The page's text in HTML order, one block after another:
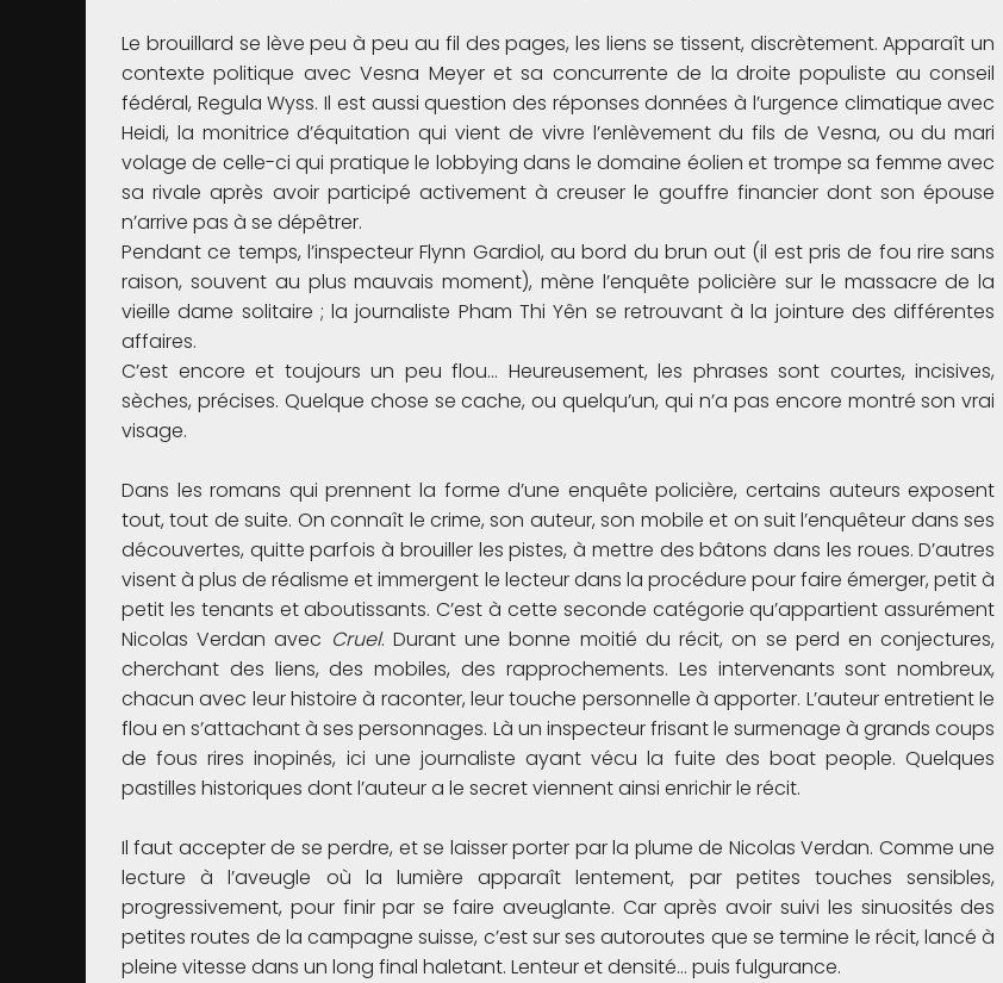
Le brouillard se lève peu à peu au fil des pages, les liens se tissent, discrètement. Apparaît un
contexte politique avec Vesna Meyer et sa concurrente de la droite populiste au conseil
fédéral, Regula Wyss. Il est aussi question des réponses données à l’urgence climatique avec
Heidi, la monitrice d’équitation qui vient de vivre l’enlèvement du fils de Vesna, ou du mari
volage de celle-ci qui pratique le lobbying dans le domaine éolien et trompe sa femme avec
sa rivale après avoir participé activement à creuser le gouffre financier dont son épouse
n’arrive pas à se dépêtrer.
Pendant ce temps, l’inspecteur Flynn Gardiol, au bord du brun out (il est pris de fou rire sans
raison, souvent au plus mauvais moment), mène l’enquête policière sur le massacre de la
vieille dame solitaire ; la journaliste Pham Thi Yên se retrouvant à la jointure des différentes
affaires.
C’est encore et toujours un peu flou… Heureusement, les phrases sont courtes, incisives,
sèches, précises. Quelque chose se cache, ou quelqu’un, qui n’a pas encore montré son vrai
visage.
Dans les romans qui prennent la forme d’une enquête policière, certains auteurs exposent
tout, tout de suite. On connaît le crime, son auteur, son mobile et on suit l’enquêteur dans ses
découvertes, quitte parfois à brouiller les pistes, à mettre des bâtons dans les roues. D’autres
visent à plus de réalisme et immergent le lecteur dans la procédure pour faire émerger, petit à
petit les tenants et aboutissants. C’est à cette seconde catégorie qu’appartient assurément
Nicolas Verdan avec Cruel. Durant une bonne moitié du récit, on se perd en conjectures,
cherchant des liens, des mobiles, des rapprochements. Les intervenants sont nombreux,
chacun avec leur histoire à raconter, leur touche personnelle à apporter. L’auteur entretient le
flou en s’attachant à ses personnages. Là un inspecteur frisant le surmenage à grands coups
de fous rires inopinés, ici une journaliste ayant vécu la fuite des boat people. Quelques
pastilles historiques dont l’auteur a le secret viennent ainsi enrichir le récit.
Il faut accepter de se perdre, et se laisser porter par la plume de Nicolas Verdan. Comme une
lecture à l’aveugle où la lumière apparaît lentement, par petites touches sensibles,
progressivement, pour finir par se faire aveuglante. Car après avoir suivi les sinuosités des
petites routes de la campagne suisse, c’est sur ses autoroutes que se termine le récit, lancé à
pleine vitesse dans un long final haletant. Lenteur et densité… puis fulgurance.